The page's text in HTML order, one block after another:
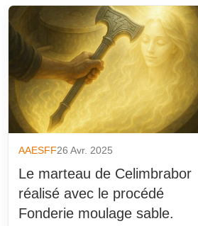
AAESFF26 Avr. 2025
Le marteau de Celimbrabor
réalisé avec le procédé
Fonderie moulage sable.